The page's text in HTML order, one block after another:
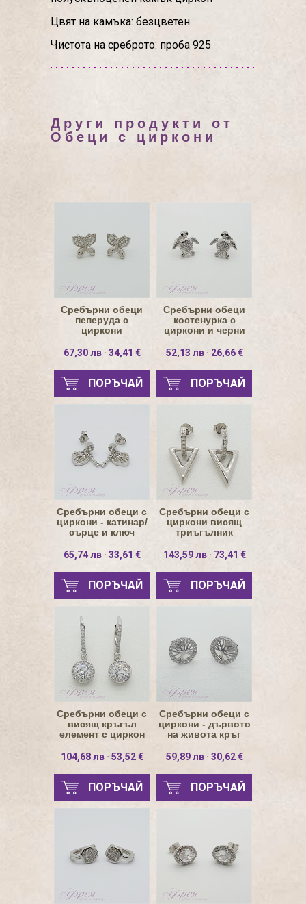
Цвят на камъка: безцветен
Чистота на среброто: проба 925
Други продукти от
Обеци с циркони
Сребърни обеци
пеперуда с
циркони
67,30 лв · 34,41 €
ПОРЪЧАЙ
Сребърни обеци
костенурка с
циркони и черни
52,13 лв · 26,66 €
ПОРЪЧАЙ
Сребърни обеци с
циркони - катинар/
сърце и ключ
65,74 лв · 33,61 €
ПОРЪЧАЙ
Сребърни обеци с
циркони висящ
триъгълник
143,59 лв · 73,41 €
ПОРЪЧАЙ
Сребърни обеци с
висящ кръгъл
елемент с циркон
104,68 лв · 53,52 €
ПОРЪЧАЙ
Сребърни обеци с
циркони - дървото
на живота кръг
59,89 лв · 30,62 €
ПОРЪЧАЙ